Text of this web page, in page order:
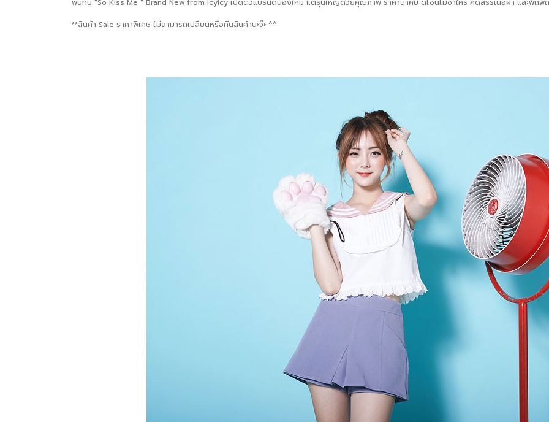
พบกับ "So Kiss Me " Brand New from icyicy เปิดตัวแบรนด์น้องใหม่ แต่รุ่นใหญ่ด้วยคุณภาพ ราคาน่าคบ ดีไซน์ไม่ซ้ำใคร คัดสรรเนื้อผ้า และพิถีพิ
**สินค้า Sale ราคาพิเศษ ไม่สามารถเปลี่ยนหรือคืนสินค้านะจ๊ะ ^^